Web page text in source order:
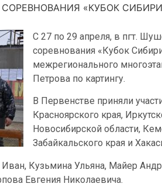
СОРЕВНОВАНИЯ «КУБОК
С 27 по 29 апреля, в пгт.
соревнования «Кубок
межрегионального
Петрова по картингу.
В Первенстве приняли
Красноярского края,
Новосибирской области,
Забайкальского края и
Кузьмина Ульяна, Майер
Евгения Николаевича.